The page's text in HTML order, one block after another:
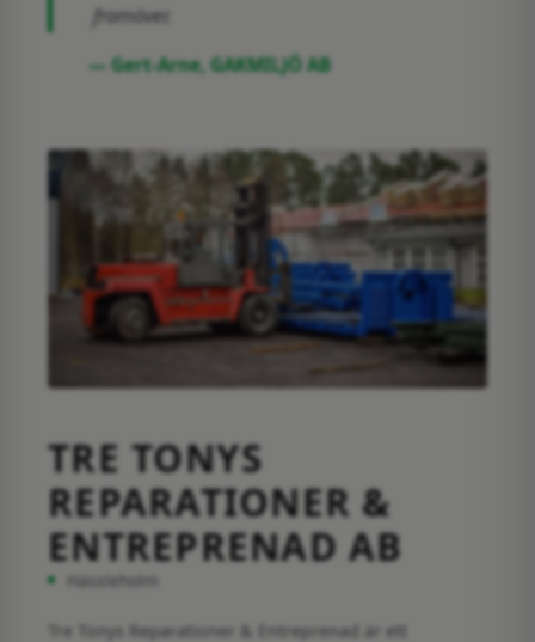
framöver.
— Gert-Arne, GAKMILJÖ AB
TRE TONYS
REPARATIONER &
ENTREPRENAD AB
Hässleholm
Tre Tonys Reparationer & Entreprenad är ett